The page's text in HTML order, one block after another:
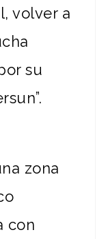
volver a
su
zona
con